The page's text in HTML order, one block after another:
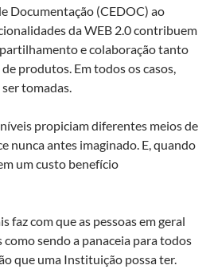
Documentação (CEDOC) ao
da WEB 2.0 contribuem
e colaboração tanto
produtos. Em todos os casos,
tomadas.
propiciam diferentes meios de
nunca antes imaginado. E, quando
um custo benefício
faz com que as pessoas em geral
sendo a panaceia para todos
que uma Instituição possa ter.